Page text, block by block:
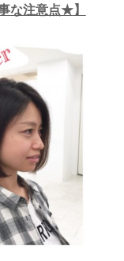
な注意点★】